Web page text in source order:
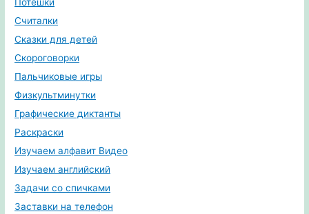
Считалки
Сказки для детей
Скороговорки
Пальчиковые игры
Физкультминутки
Графические диктанты
Раскраски
Изучаем алфавит Видео
Изучаем английский
Задачи со спичками
Заставки на телефон